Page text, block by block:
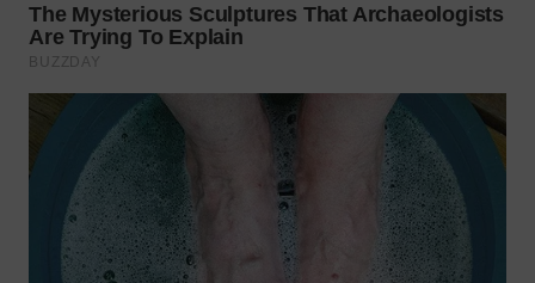
WN
TAPANULI
UTARA
WN
SAMOSIR
WN